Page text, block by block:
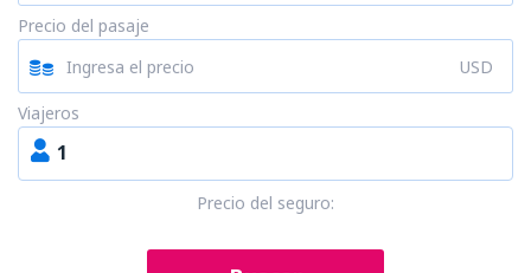
Precio del pasaje
USD
Viajeros
1
Precio del seguro: